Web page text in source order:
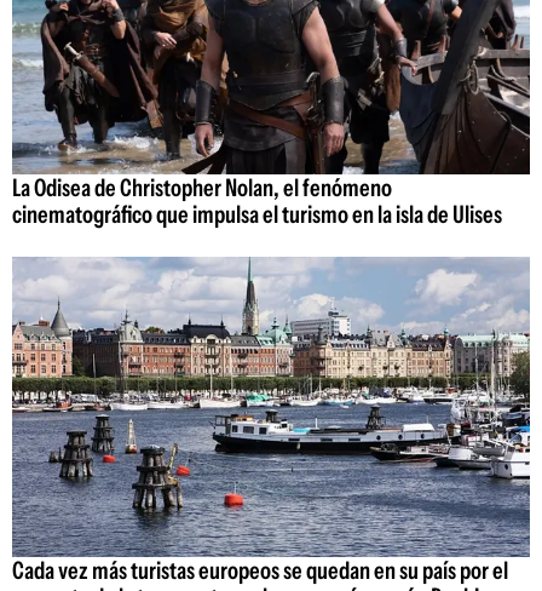
La Odisea de Christopher Nolan, el fenómeno
cinematográfico que impulsa el turismo en la isla de Ulises
Cada vez más turistas europeos se quedan en su país por el